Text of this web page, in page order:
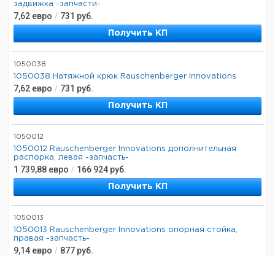
задвижка -запчасти-
7,62 евро / 731 руб.
Получить КП
1050038
1050038 Натяжной крюк Rauschenberger Innovations
7,62 евро / 731 руб.
Получить КП
1050012
1050012 Rauschenberger Innovations дополнительная
распорка, левая -запчасть-
1 739,88 евро / 166 924 руб.
Получить КП
1050013
1050013 Rauschenberger Innovations опорная стойка,
правая -запчасть-
9,14 евро / 877 руб.